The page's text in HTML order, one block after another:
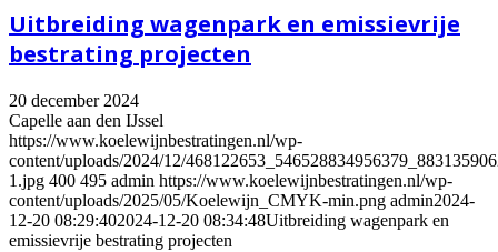
Uitbreiding wagenpark en emissievrije
bestrating projecten
20 december 2024
Capelle aan den IJssel
https://www.koelewijnbestratingen.nl/wp-
content/uploads/2024/12/
1.jpg 400 495 admin https://www.koelewijnbestratingen.nl/wp-
content/uploads/2025/05/Koelewijn_CMYK-min.png admin2024-
12-20 08:29:402024-12-20 08:34:48Uitbreiding wagenpark en
emissievrije bestrating projecten